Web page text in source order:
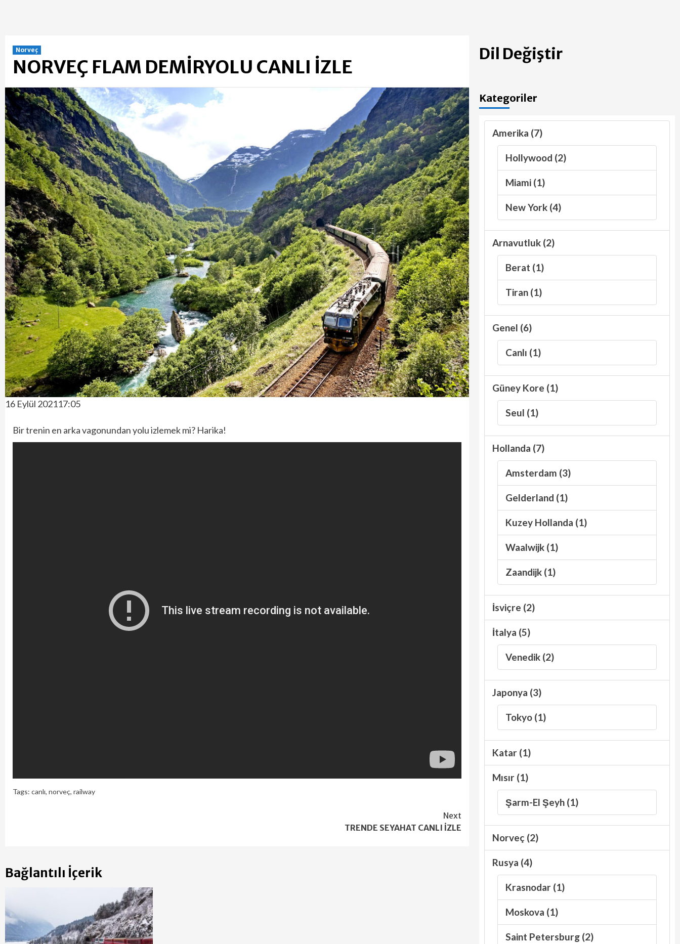
Norveç
NORVEÇ FLAM DEMİRYOLU CANLI İZLE
16 Eylül 202117:05
Bir trenin en arka vagonundan yolu izlemek mi? Harika!
Tags: canlı, norveç, railway
Next
TRENDE SEYAHAT CANLI İZLE
Bağlantılı İçerik
Dil Değiştir
Kategoriler
Amerika (7)
Hollywood (2)
Miami (1)
New York (4)
Arnavutluk (2)
Berat (1)
Tiran (1)
Genel (6)
Canlı (1)
Güney Kore (1)
Seul (1)
Hollanda (7)
Amsterdam (3)
Gelderland (1)
Kuzey Hollanda (1)
Waalwijk (1)
Zaandijk (1)
İsviçre (2)
İtalya (5)
Venedik (2)
Japonya (3)
Tokyo (1)
Katar (1)
Mısır (1)
Şarm-El Şeyh (1)
Norveç (2)
Rusya (4)
Krasnodar (1)
Moskova (1)
Saint Petersburg (2)